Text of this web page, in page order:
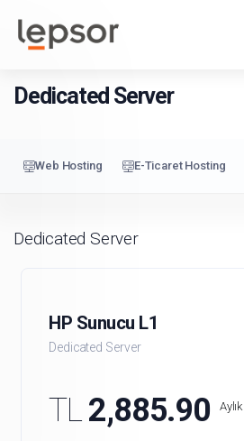
Kurumsal
Dedicated Server
Web Hosting E-Ticaret Hosting
Dedicated Server
HP Sunucu L1
Dedicated Server
TL2,885.90 Aylık